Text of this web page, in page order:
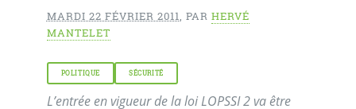
MARDI 22 FÉVRIER 2011, PAR HERVÉ
MANTELET
POLITIQUE SÉCURITÉ
L’entrée en vigueur de la loi LOPSSI 2 va être